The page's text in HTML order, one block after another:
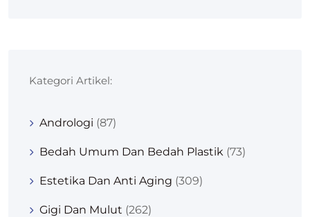
Kategori Artikel:
Andrologi (87)
Bedah Umum Dan Bedah Plastik (73)
Estetika Dan Anti Aging (309)
Gigi Dan Mulut (262)